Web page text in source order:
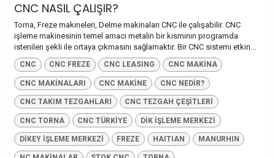
CNC NASIL ÇALIŞIR?
Torna, Freze makineleri, Delme makinaları CNC ile çalışabilir. CNC
işleme makinesinin temel amacı metalin bir kısmının programda
istenilen şekli ile ortaya çıkmasını sağlamaktır. Bir CNC sistemi etkin...
CNC CNC FREZE CNC LEASING CNC MAKİNA
CNC MAKİNALARI CNC MAKİNE CNC NEDİR?
CNC TAKIM TEZGAHLARI CNC TEZGAH ÇEŞİTLERİ
CNC TORNA CNC TÜRKİYE DİK İŞLEME MERKEZİ
DİKEY İŞLEME MERKEZİ FREZE HAITIAN MANURHIN